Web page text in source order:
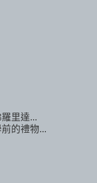
里達...
的禮物...